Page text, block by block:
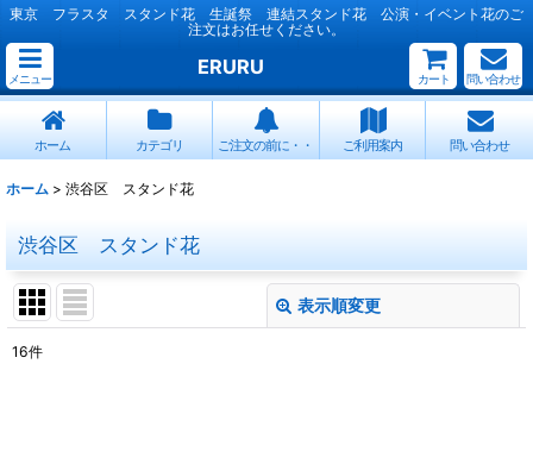
東京 フラスタ スタンド花 生誕祭 連結スタンド花 公演・イベント花のご
注文はお任せください。
メニュー
ERURU
カート 問い合わせ
ホーム カテゴリ ご注文の前に・・ ご利用案内 問い合わせ
ホーム > 渋谷区 スタンド花
渋谷区 スタンド花
表示順変更
16件